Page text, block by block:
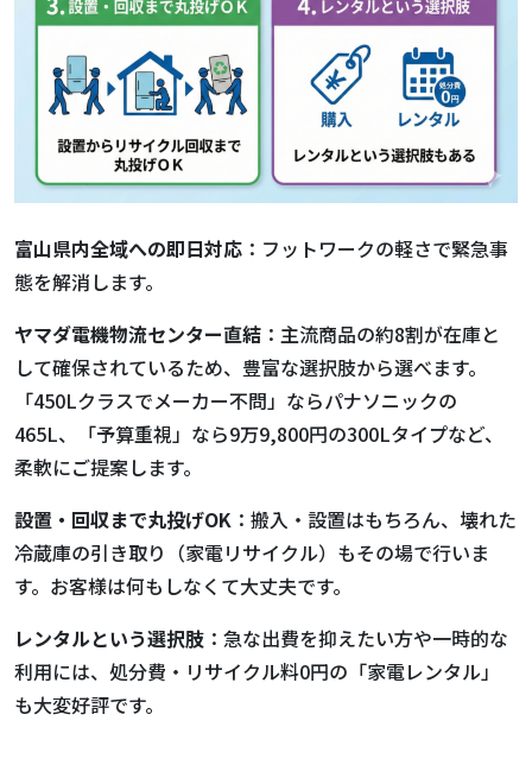
富山県内全域への即日対応 ：フットワークの軽さで緊急事
態を解消します。
ヤマダ電機物流センター直結 ：主流商品の約8割が在庫と
して確保されているため、豊富な選択肢から選べます。
「450Lクラスでメーカー不問」ならパナソニックの
465L、「予算重視」なら9万9,800円の300Lタイプなど、
柔軟にご提案します。
設置・回収まで丸投げOK ：搬入・設置はもちろん、壊れた
冷蔵庫の引き取り（家電リサイクル）もその場で行いま
す。お客様は何もしなくて大丈夫です。
レンタルという選択肢 ：急な出費を抑えたい方や一時的な
利用には、処分費・リサイクル料0円の「家電レンタル」
も大変好評です。